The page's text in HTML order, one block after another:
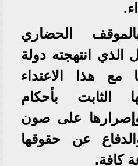
الحضاري
الذي انتهجته دولة
هذا الاعتداء
الثابت بأحكام
وإصرارها على صون
عن حقوقها
كافة.